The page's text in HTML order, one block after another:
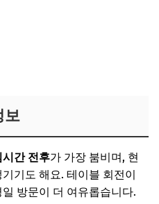
보
간 전후가 가장 붐비며, 현
기도 해요. 테이블 회전이
방문이 더 여유롭습니다.